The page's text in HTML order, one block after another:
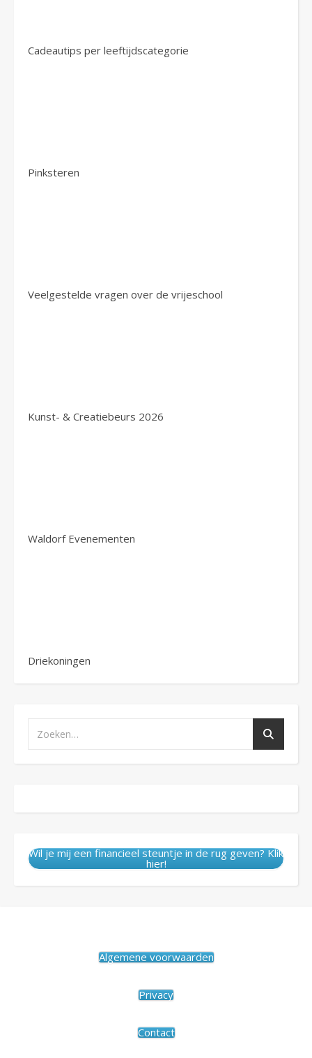
Cadeautips per leeftijdscategorie
Pinksteren
Veelgestelde vragen over de vrijeschool
Kunst- & Creatiebeurs 2026
Waldorf Evenementen
Driekoningen
Wil je mij een financieel steuntje in de rug geven? Klik
hier!
Algemene voorwaarden
Privacy
Contact